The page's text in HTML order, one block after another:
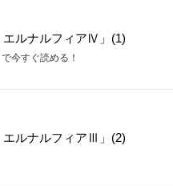
エルナルフィアⅣ」(1)
で今すぐ読める！
エルナルフィアⅢ」(2)